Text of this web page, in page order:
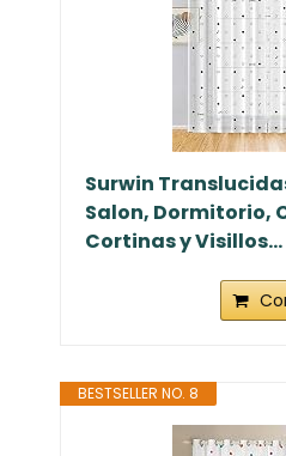
Surwin
Salon, Dormitorio,
Cortinas y Visillos...
BESTSELLER NO. 8